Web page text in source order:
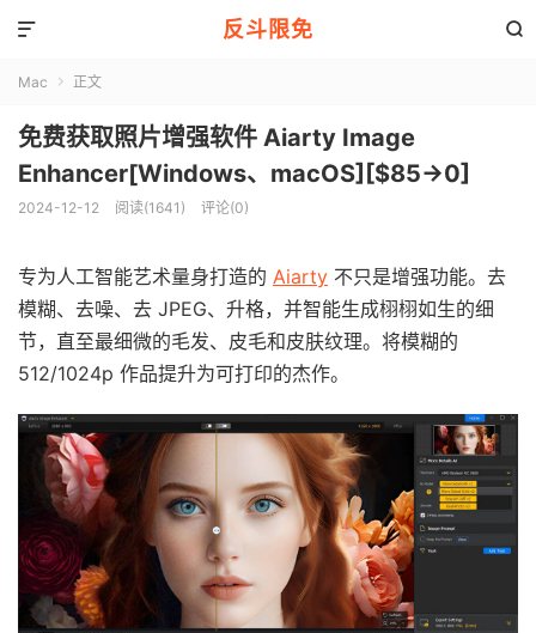
反斗限免 

Mac  正文
免费获取照片增强软件 Aiarty Image
Enhancer[Windows、macOS][$85→0]
2024-12-12 阅读(1641) 评论(0)
专为人工智能艺术量身打造的 Aiarty 不只是增强功能。去
模糊、去噪、去 JPEG、升格，并智能生成栩栩如生的细
节，直至最细微的毛发、皮毛和皮肤纹理。将模糊的
512/1024p 作品提升为可打印的杰作。